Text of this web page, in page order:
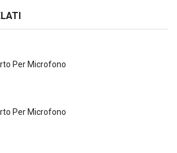
Per Microfono
Per Microfono